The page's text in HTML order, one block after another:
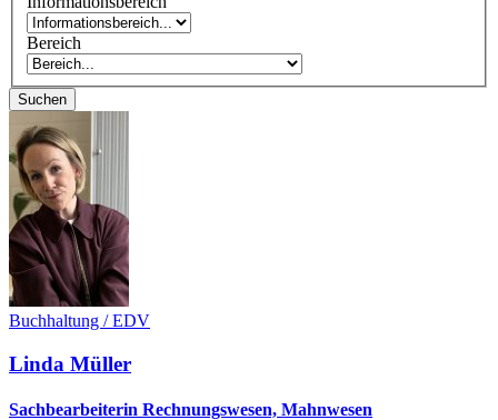
Bereich
Suchen
Buchhaltung / EDV
Linda Müller
Sachbearbeiterin Rechnungswesen, Mahnwesen